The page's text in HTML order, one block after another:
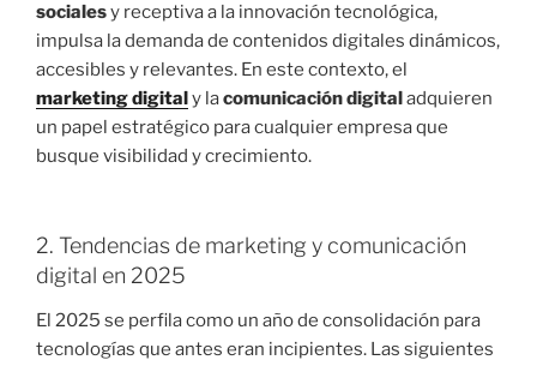
socialesy receptiva a la innovación tecnológica,
impulsa la demanda de contenidos digitales dinámicos,
accesibles y relevantes. En este contexto, el
marketing digitaly lacomunicación digitaladquieren
un papel estratégico para cualquier empresa que
busque visibilidad y crecimiento.
2. Tendencias de marketing y comunicación
digital en 2025
El 2025 se perfila como un año de consolidación para
tecnologías que antes eran incipientes. Las siguientes